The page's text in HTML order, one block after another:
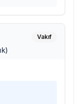
Vakıf